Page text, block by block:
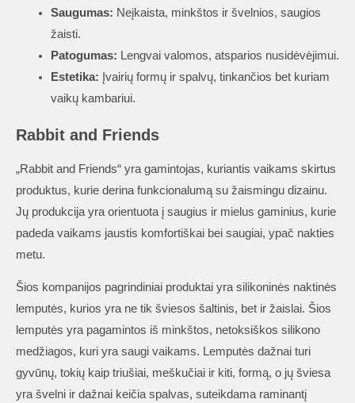
Saugumas: Neįkaista, minkštos ir švelnios, saugios
žaisti.
Patogumas: Lengvai valomos, atsparios nusidėvėjimui.
Estetika: Įvairių formų ir spalvų, tinkančios bet kuriam
vaikų kambariui.
Rabbit and Friends
„Rabbit and Friends“ yra gamintojas, kuriantis vaikams skirtus
produktus, kurie derina funkcionalumą su žaismingu dizainu.
Jų produkcija yra orientuota į saugius ir mielus gaminius, kurie
padeda vaikams jaustis komfortiškai bei saugiai, ypač nakties
metu.
Šios kompanijos pagrindiniai produktai yra silikoninės naktinės
lemputės, kurios yra ne tik šviesos šaltinis, bet ir žaislai. Šios
lemputės yra pagamintos iš minkštos, netoksiškos silikono
medžiagos, kuri yra saugi vaikams. Lemputės dažnai turi
gyvūnų, tokių kaip triušiai, meškučiai ir kiti, formą, o jų šviesa
yra švelni ir dažnai keičia spalvas, suteikdama raminantį